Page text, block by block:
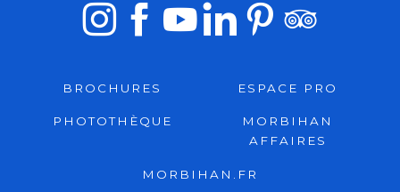
BROCHURES ESPACE PRO
PHOTOTHÈQUE
MORBIHAN
AFFAIRES
MORBIHAN.FR